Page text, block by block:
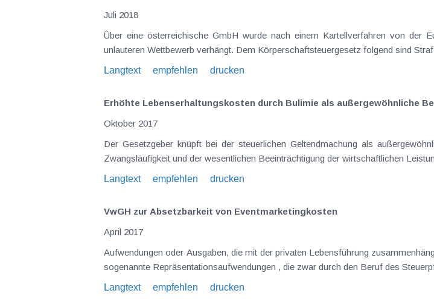
Juli 2018
Über eine österreichische GmbH wurde nach einem Kartellverfahren von der Europäischen Kommission eine Geldstrafe für Preisabsprachen und
Langtext
empfehlen drucken
Erhöhte Lebenserhaltungskosten durch Bulimie als außergewöhnliche
Oktober 2017
Der Gesetzgeber knüpft bei der steuerlichen Geltendmachung als außergewöhnliche Belastung an die Voraussetzungen der Außergewöhnlichkeit ,
Zwangsläufigkeit und der wesentlichen Beeinträchtigung
Langtext
empfehlen drucken
VwGH zur Absetzbarkeit von Eventmarketingkosten
April 2017
Aufwendungen oder Ausgaben, die mit der privaten Lebensführung zusammenhängen, dürfen steuerlich nicht geltend gemacht werden. Das gilt auch für
Langtext
empfehlen drucken